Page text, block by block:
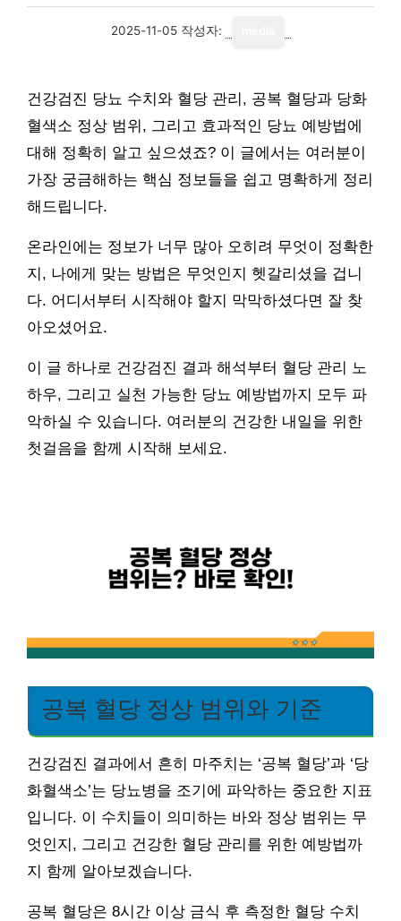
2025-11-05 작성자:
건강검진 당뇨 수치와 혈당 관리, 공복 혈당과 당화
혈색소 정상 범위, 그리고 효과적인 당뇨 예방법에
대해 정확히 알고 싶으셨죠? 이 글에서는 여러분이
가장 궁금해하는 핵심 정보들을 쉽고 명확하게 정리
해드립니다.
온라인에는 정보가 너무 많아 오히려 무엇이 정확한
지, 나에게 맞는 방법은 무엇인지 헷갈리셨을 겁니
다. 어디서부터 시작해야 할지 막막하셨다면 잘 찾
아오셨어요.
이 글 하나로 건강검진 결과 해석부터 혈당 관리 노
하우, 그리고 실천 가능한 당뇨 예방법까지 모두 파
악하실 수 있습니다. 여러분의 건강한 내일을 위한
첫걸음을 함께 시작해 보세요.
공복 혈당 정상 범위와 기준
건강검진 결과에서 흔히 마주치는 ‘공복 혈당’과 ‘당
화혈색소’는 당뇨병을 조기에 파악하는 중요한 지표
입니다. 이 수치들이 의미하는 바와 정상 범위는 무
엇인지, 그리고 건강한 혈당 관리를 위한 예방법까
지 함께 알아보겠습니다.
공복 혈당은 8시간 이상 금식 후 측정한 혈당 수치